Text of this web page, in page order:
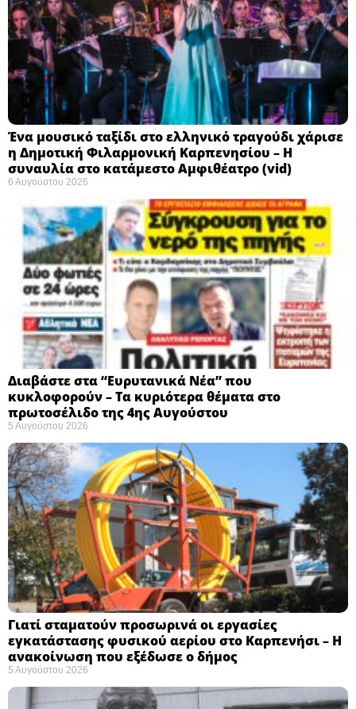
Ένα μουσικό ταξίδι στο ελληνικό τραγούδι χάρισε
η Δημοτική Φιλαρμονική Καρπενησίου – Η
συναυλία στο κατάμεστο Αμφιθέατρο (vid)
6 Αυγούστου 2026
Διαβάστε στα “Ευρυτανικά Νέα” που
κυκλοφορούν – Τα κυριότερα θέματα στο
πρωτοσέλιδο της 4ης Αυγούστου
5 Αυγούστου 2026
Γιατί σταματούν προσωρινά οι εργασίες
εγκατάστασης φυσικού αερίου στο Καρπενήσι – Η
ανακοίνωση που εξέδωσε ο δήμος
5 Αυγούστου 2026